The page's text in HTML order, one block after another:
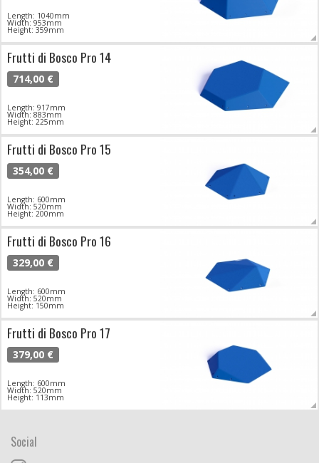
Length: 1040mm
Width: 953mm
Height: 359mm
Frutti di Bosco Pro 14
714,00 €
Length: 917mm
Width: 883mm
Height: 225mm
Frutti di Bosco Pro 15
354,00 €
Length: 600mm
Width: 520mm
Height: 200mm
Frutti di Bosco Pro 16
329,00 €
Length: 600mm
Width: 520mm
Height: 150mm
Frutti di Bosco Pro 17
379,00 €
Length: 600mm
Width: 520mm
Height: 113mm
Social